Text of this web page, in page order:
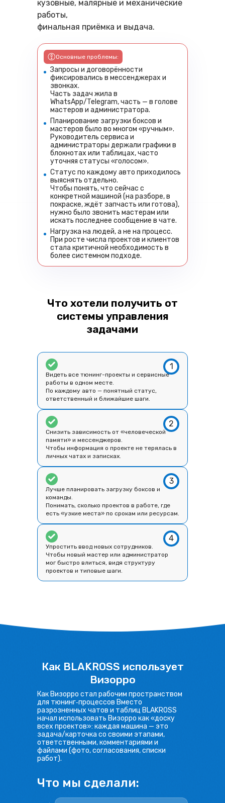
кузовные, малярные и механические
работы,
финальная приёмка и выдача.
Основные проблемы:
Запросы и договорённости
фиксировались в мессенджерах и
звонках.
Часть задач жила в
WhatsApp/Telegram, часть — в голове
мастеров и администратора.
Планирование загрузки боксов и
мастеров было во многом «ручным».
Руководитель сервиса и
администраторы держали графики в
блокнотах или таблицах, часто
уточняя статусы «голосом».
Статус по каждому авто приходилось
выяснять отдельно.
Чтобы понять, что сейчас с
конкретной машиной (на разборе, в
покраске, ждёт запчасть или готова),
нужно было звонить мастерам или
искать последнее сообщение в чате.
Нагрузка на людей, а не на процесс.
При росте числа проектов и клиентов
стала критичной необходимость в
более системном подходе.
Что хотели получить от
системы управления
задачами
1
Видеть все тюнинг-проекты и сервисные
работы в одном месте.
По каждому авто — понятный статус,
ответственный и ближайшие шаги.
2
Снизить зависимость от «человеческой
памяти» и мессенджеров.
Чтобы информация о проекте не терялась в
личных чатах и записках.
3
Лучше планировать загрузку боксов и
команды.
Понимать, сколько проектов в работе, где
есть «узкие места» по срокам или ресурсам.
4
Упростить ввод новых сотрудников.
Чтобы новый мастер или администратор
мог быстро влиться, видя структуру
проектов и типовые шаги.
Как BLAKROSS использует
Визорро
Как Визорро стал рабочим пространством
для тюнинг‑процессов Вместо
разрозненных чатов и таблиц BLAKROSS
начал использовать Визорро как «доску
всех проектов»: каждая машина — это
задача/карточка со своими этапами,
ответственными, комментариями и
файлами (фото, согласования, списки
работ).
Что мы сделали: